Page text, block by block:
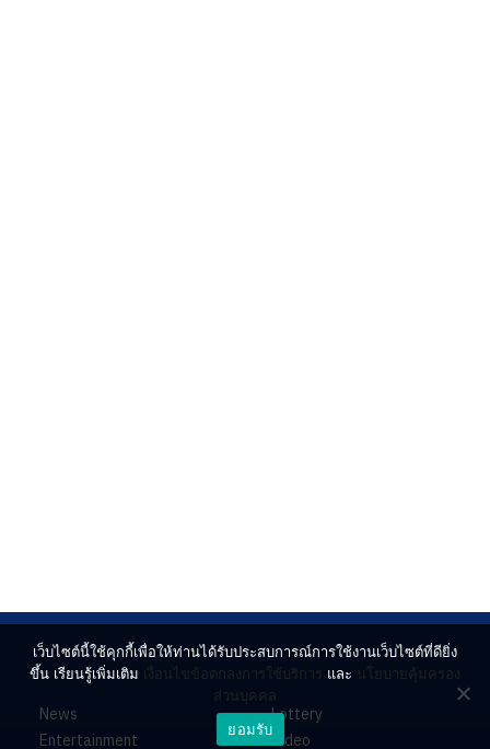
News
Entertainment
Lottery
Video
เว็บไซต์นี้ใช้คุกกี้เพื่อให้ท่านได้รับประสบการณ์การใช้งานเว็บไซต์ที่ดียิ่ง
ขึ้น เรียนรู้เพิ่มเติม เงื่อนไขข้อตกลงการใช้บริการ และ นโยบายคุ้มครอง
ส่วนบุคคล
ยอมรับ